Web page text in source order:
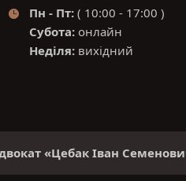
Пн - Пт:( 10:00 - 17:00 )
Субота:онлайн
Неділя:вихідний
«Цебак Іван